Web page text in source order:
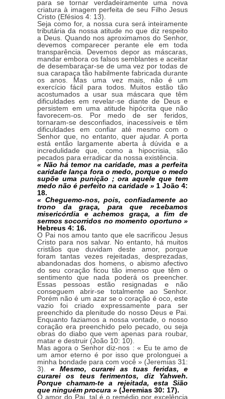
para se tornar verdadeiramente uma nova
criatura à imagem perfeita de seu Filho Jesus
Cristo (Efésios 4: 13).
Seja como for, a nossa cura será inteiramente
tributária da nossa atitude no que diz respeito
a Deus. Quando nos aproximamos do Senhor,
devemos comparecer perante ele em toda
transparência. Devemos depor as máscaras,
mandar embora os falsos semblantes e aceitar
de desembaraçar-se de uma vez por todas de
sua carapaça tão habilmente fabricada durante
os anos. Mas uma vez mais, não é um
exercício fácil para todos. Muitos estão tão
acostumados a usar sua máscara que têm
dificuldades em revelar-se diante de Deus e
persistem em uma atitude hipócrita que não
favorecem-os. Por medo de ser feridos,
tornaram-se desconfiados, inacessíveis e têm
dificuldades em confiar até mesmo com o
Senhor que, no entanto, quer ajudar. A porta
está então largamente aberta à dúvida e a
incredulidade que, como a hipocrisia, são
pecados para erradicar da nossa existência.
« Não há temor na caridade, mas a perfeita
caridade lança fora o medo, porque o medo
supõe uma punição ; ora aquele que tem
medo não é perfeito na caridade » 1 João 4:
18.
« Cheguemo-nos, pois, confiadamente ao
trono da graça, para que recebamos
misericórdia e achemos graça, a fim de
sermos socorridos no momento oportuno »
Hebreus 4: 16.
O Pai nos amou tanto que ele sacrificou Jesus
Cristo para nos salvar. No entanto, há muitos
cristãos que duvidam deste amor, porque
foram tantas vezes rejeitadas, desprezadas,
abandonadas dos homens, o abismo afectivo
do seu coração ficou tão imenso que têm o
sentimento que nada poderá os preencher.
Essas pessoas estão resignadas e não
conseguem abrir-se totalmente ao Senhor.
Porém não é um azar se o coração é oco, este
vazio foi criado expressamente para ser
preenchido da plenitude do nosso Deus e Pai.
Enquanto faziamos a nossa vontade, o nosso
coração era preenchido pelo pecado, ou seja
obras do diabo que vem apenas para roubar,
matar e destruir (João 10: 10).
Mas agora o Senhor diz-nos : « Eu te amo de
um amor eterno é por isso que prolonguei a
minha bondade para com você » (Jeremias 31:
3). « Mesmo, curarei as tuas feridas, e
curarei os teus ferimentos, diz Yahweh.
Porque chamam-te a rejeitada, esta Sião
que ninguém procura » (Jeremias 30: 17).
O amor do Pai, tal é o remédio por excelência